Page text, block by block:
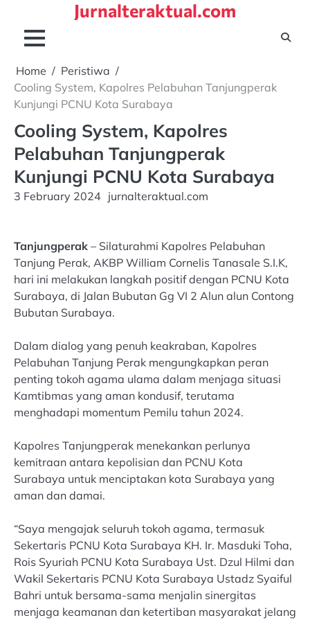
content
Jurnalteraktual.com
Home
Peristiwa
Cooling System, Kapolres Pelabuhan Tanjungperak
Kunjungi PCNU Kota Surabaya
Cooling System, Kapolres
Pelabuhan Tanjungperak
Kunjungi PCNU Kota Surabaya
3 February 2024 jurnalteraktual.com
Tanjungperak – Silaturahmi Kapolres Pelabuhan
Tanjung Perak, AKBP William Cornelis Tanasale S.I.K,
hari ini melakukan langkah positif dengan PCNU Kota
Surabaya, di Jalan Bubutan Gg VI 2 Alun alun Contong
Bubutan Surabaya.
Dalam dialog yang penuh keakraban, Kapolres
Pelabuhan Tanjung Perak mengungkapkan peran
penting tokoh agama ulama dalam menjaga situasi
Kamtibmas yang aman kondusif, terutama
menghadapi momentum Pemilu tahun 2024.
Kapolres Tanjungperak menekankan perlunya
kemitraan antara kepolisian dan PCNU Kota
Surabaya untuk menciptakan kota Surabaya yang
aman dan damai.
“Saya mengajak seluruh tokoh agama, termasuk
Sekertaris PCNU Kota Surabaya KH. Ir. Masduki Toha,
Rois Syuriah PCNU Kota Surabaya Ust. Dzul Hilmi dan
Wakil Sekertaris PCNU Kota Surabaya Ustadz Syaiful
Bahri untuk bersama-sama menjalin sinergitas
menjaga keamanan dan ketertiban masyarakat jelang